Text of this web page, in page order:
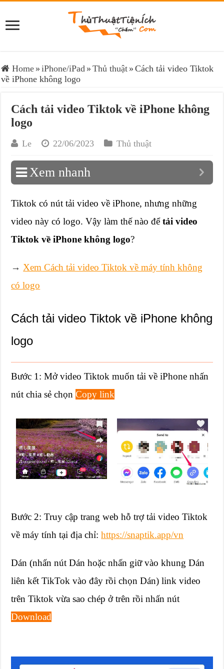
Home » iPhone/iPad » Thủ thuật » Cách tải video Tiktok
về iPhone không logo
Cách tải video Tiktok về iPhone không
logo
Le 22/06/2023 Thủ thuật
Xem nhanh
Tiktok có nút tải video về iPhone, nhưng những
video này có logo. Vậy làm thế nào đểtải video
Tiktok về iPhone không logo?
→ Xem Cách tải video Tiktok về máy tính không
có logo
Cách tải video Tiktok về iPhone không
logo
Bước 1: Mở video Tiktok muốn tải về iPhone nhấn
nút chia sẻ chọnCopy link
Bước 2: Truy cập trang web hỗ trợ tải video Tiktok
về máy tính tại địa chỉ:https://snaptik.app/vn
Dán (nhấn nút Dán hoặc nhấn giữ vào khung Dán
liên kết TikTok vào đây rồi chọn Dán) link video
trên Tiktok vừa sao chép ở trên rồi nhấn nút
Download